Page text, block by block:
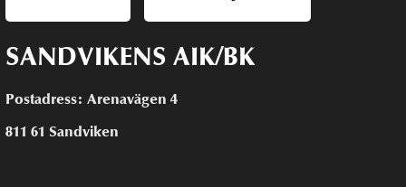
SANDVIKENS AIK/BK
Postadress: Arenavägen 4
811 61 Sandviken